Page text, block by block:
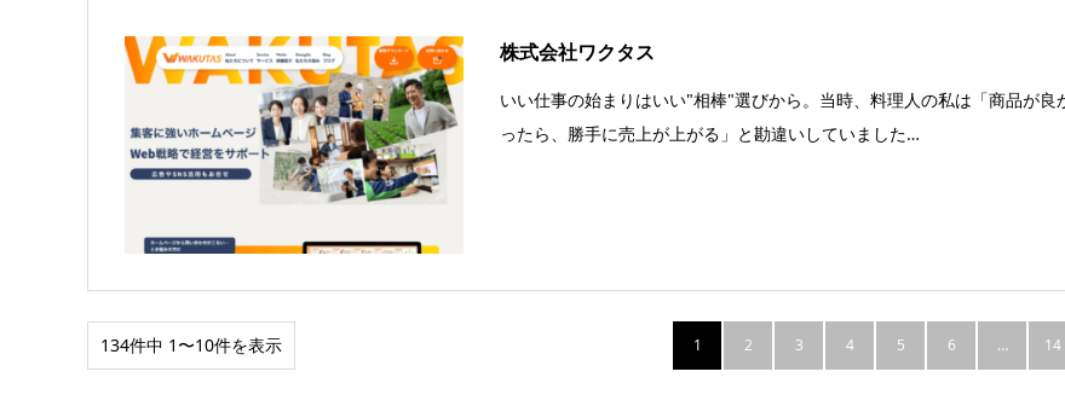
株式会社ワクタス
いい仕事の始まりはいい"相棒"選びから。当時、料理人の私は「商品が良
ったら、勝手に売上が上がる」と勘違いしていました…
134件中 1〜10件を表示 1 2 3 4 5 6 … 14